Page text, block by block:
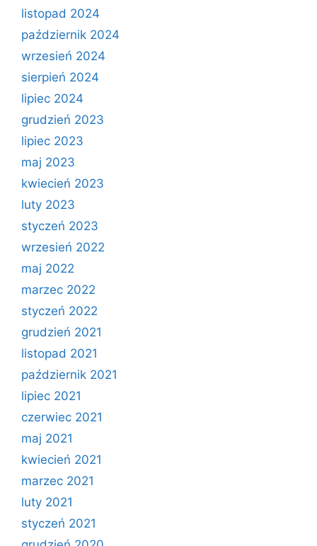
listopad 2024
październik 2024
wrzesień 2024
sierpień 2024
lipiec 2024
grudzień 2023
lipiec 2023
maj 2023
kwiecień 2023
luty 2023
styczeń 2023
wrzesień 2022
maj 2022
marzec 2022
styczeń 2022
grudzień 2021
listopad 2021
październik 2021
lipiec 2021
czerwiec 2021
maj 2021
kwiecień 2021
marzec 2021
luty 2021
styczeń 2021